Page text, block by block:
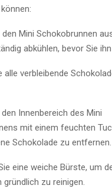
Mini Schokobrunnen
abkühlen, bevor Sie
alle verbleibende
Innenbereich des Mini
mit einem feuchten
Schokolade zu entfernen.
eine weiche Bürste, um
gründlich zu reinigen.